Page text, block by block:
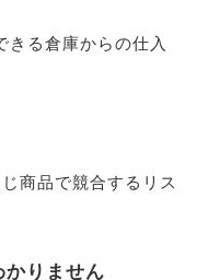
る倉庫からの仕入
商品で競合するリス
りません